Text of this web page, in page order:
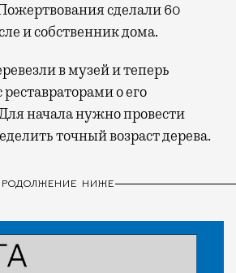
сделали 60
и собственник дома.
в музей и теперь
о его
начала нужно провести
точный возраст дерева.
НИЖЕ